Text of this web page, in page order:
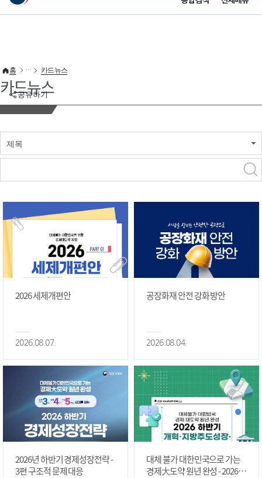
이 누리집은 대한민국 공식 전자정부 누리집입니다.
공유하기
홈 카드뉴스
카드뉴스
제목
2026 세제개편안
2026.08.07.
공장화재 안전 강화 방안
2026.08.04.
2026년 하반기 경제성장전략 -
3편 구조적 문제 대응
대체 불가 대한민국으로 가는
경제大도약 원년 완성 - 2026 하